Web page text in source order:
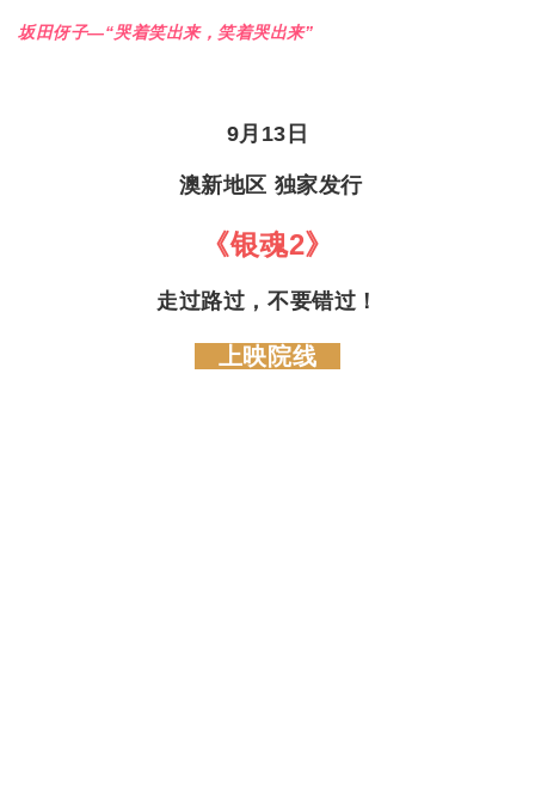
坂田伢子—“哭着笑出来，笑着哭出来”
9月13日
澳新地区 独家发行
《银魂2》
走过路过，不要错过！
上映院线